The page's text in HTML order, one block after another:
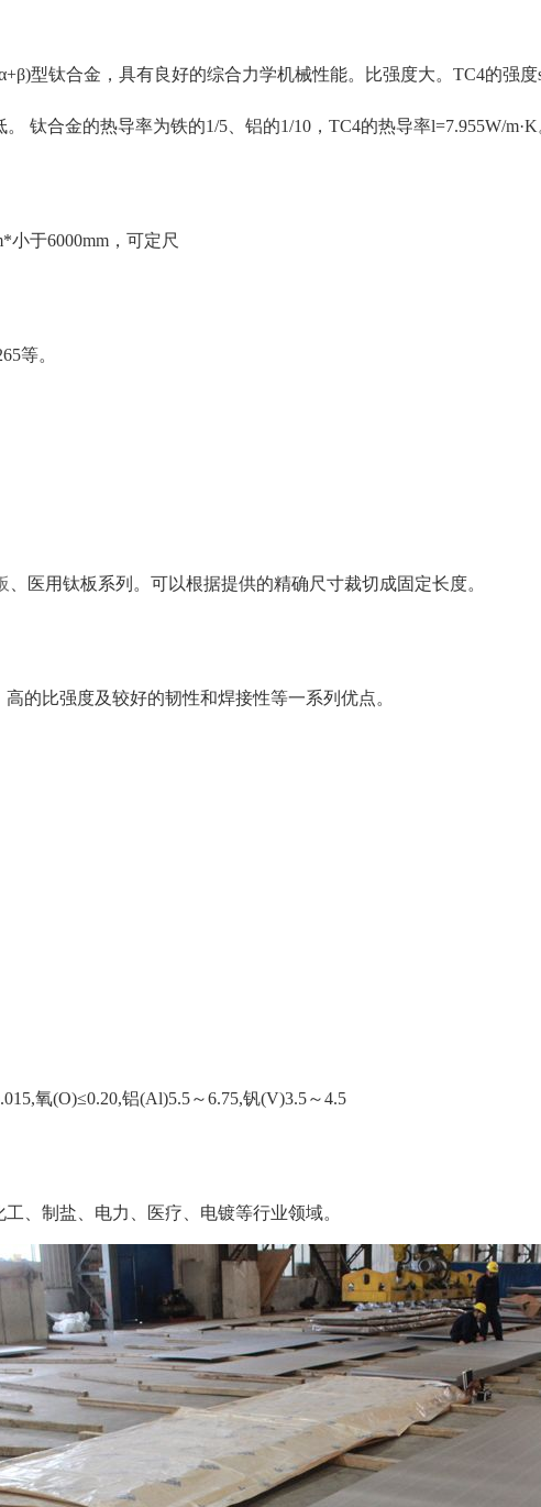
型钛合金，具有良好的综合力学机械性能。比强度大。TC4的强度
钛合金的热导率为铁的1/5、铝的1/10，TC4的热导率l=7.955W/
小于6000mm，可定尺
等。
、医用钛板系列。可以根据提供的精确尺寸裁切成固定长度。
的比强度及较好的韧性和焊接性等一系列优点。
氧(O)≤0.20,铝(Al)5.5～6.75,钒(V)3.5～4.5
、制盐、电力、医疗、电镀等行业领域。